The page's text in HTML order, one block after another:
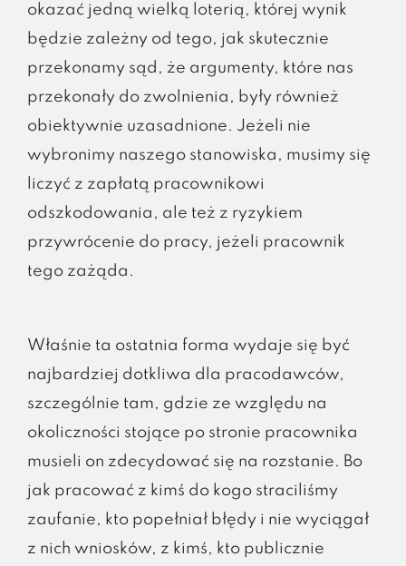
okazać jedną wielką loterią, której wynik
będzie zależny od tego, jak skutecznie
przekonamy sąd, że argumenty, które nas
przekonały do zwolnienia, były również
obiektywnie uzasadnione. Jeżeli nie
wybronimy naszego stanowiska, musimy się
liczyć z zapłatą pracownikowi
odszkodowania, ale też z ryzykiem
przywrócenie do pracy, jeżeli pracownik
tego zażąda.
Właśnie ta ostatnia forma wydaje się być
najbardziej dotkliwa dla pracodawców,
szczególnie tam, gdzie ze względu na
okoliczności stojące po stronie pracownika
musieli on zdecydować się na rozstanie. Bo
jak pracować z kimś do kogo straciliśmy
zaufanie, kto popełniał błędy i nie wyciągał
z nich wniosków, z kimś, kto publicznie